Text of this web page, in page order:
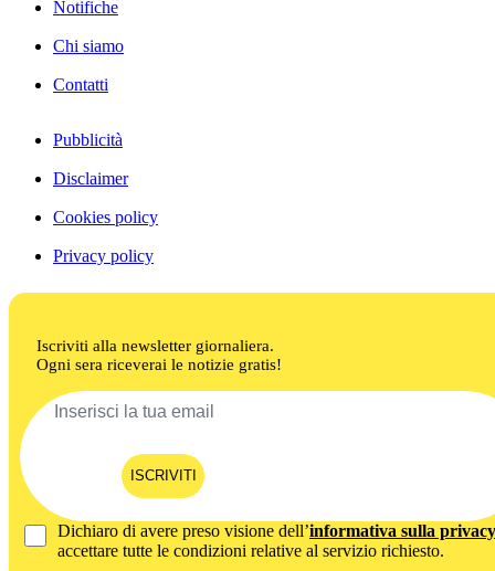
Notifiche
Chi siamo
Contatti
Pubblicità
Disclaimer
Cookies policy
Privacy policy
Iscriviti alla newsletter giornaliera.
Ogni sera riceverai le notizie gratis!
ISCRIVITI
Dichiaro di avere preso visione dell’informativa sulla privacy
accettare tutte le condizioni relative al servizio richiesto.